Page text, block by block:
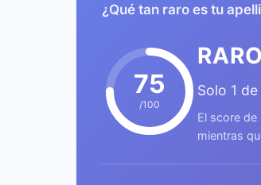
¿Qué tan raro es tu
75
/100
RARO
Solo 1
El score
mientras